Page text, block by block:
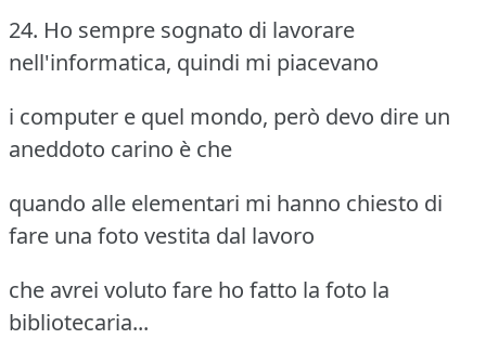
24. Ho sempre sognato di lavorare
nell'informatica, quindi mi piacevano
i computer e quel mondo, però devo dire un
aneddoto carino è che
quando alle elementari mi hanno chiesto di
fare una foto vestita dal lavoro
che avrei voluto fare ho fatto la foto la
bibliotecaria...